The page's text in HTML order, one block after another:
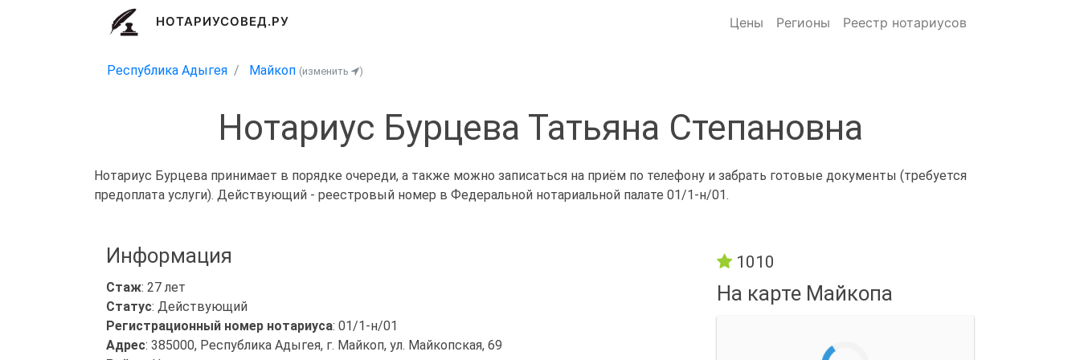
НОТАРИУСОВЕД.РУ Цены Регионы Реестр нотариусов
Республика Адыгея Майкоп (изменить )
Нотариус Бурцева Татьяна Степановна
Нотариус Бурцева принимает в порядке очереди, а также можно записаться на приём по телефону и забрать готовые документы (требуется
предоплата услуги). Действующий - реестровый номер в Федеральной нотариальной палате 01/1-н/01.
Информация
Стаж: 27 лет
Статус: Действующий
Регистрационный номер нотариуса: 01/1-н/01
Адрес: 385000, Республика Адыгея, г. Майкоп, ул. Майкопская, 69
1010
На карте Майкопа